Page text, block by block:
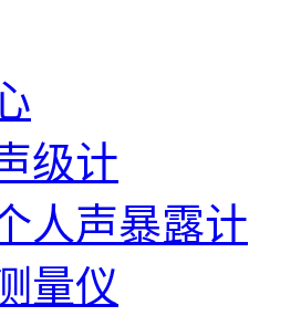
级计
人声暴露计
量仪